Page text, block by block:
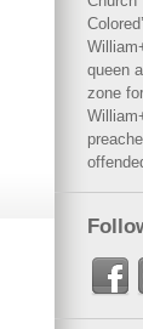
queen
zone